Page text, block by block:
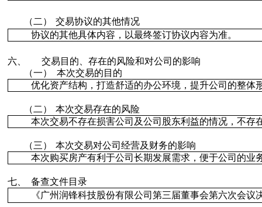
（二） 交易协议的其他情况
协议的其他具体内容 ，以最终签订协议内容为准。
六、 交易目的 、存在的风险和对公司的影响
（一）
本次交易的目的
优化资产结构，打造舒适的办公环境，提升公司的整体
（二）
本次交易存在的风险
本次交易不存在损害公司及公司股东利益的情况，不存
（三）
本次交易对公司经营及财务的影响
本次购买房产有利于公司长期发展需求，便于公司的
七、
备查文件目录
《广州润锋科技股份有限公司第三届董事会第六次会议